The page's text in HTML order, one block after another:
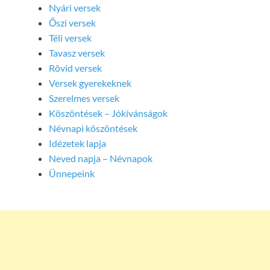
Nyári versek
Őszi versek
Téli versek
Tavasz versek
Rövid versek
Versek gyerekeknek
Szerelmes versek
Köszöntések – Jókívánságok
Névnapi köszöntések
Idézetek lapja
Neved napja – Névnapok
Ünnepeink